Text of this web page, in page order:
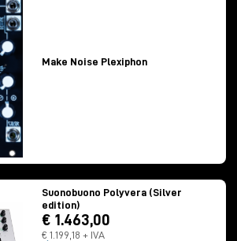
strumento musicale che come
tradizionale.
Make Noise Plexiphon
Suonobuono Polyvera (Silver
edition)
€ 1.463,00
€ 1.199,18 + IVA